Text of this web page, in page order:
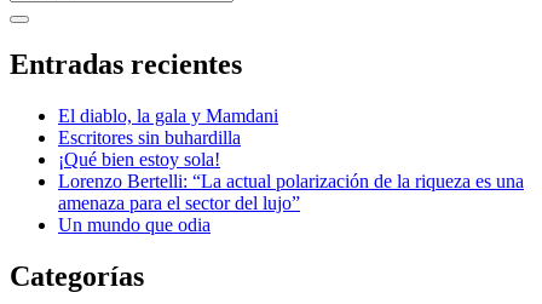
Barra
lateral
abrir
lateral
Entradas recientes
El diablo, la gala y Mamdani
Escritores sin buhardilla
¡Qué bien estoy sola!
Lorenzo Bertelli: “La actual polarización de la riqueza es una
amenaza para el sector del lujo”
Un mundo que odia
Categorías